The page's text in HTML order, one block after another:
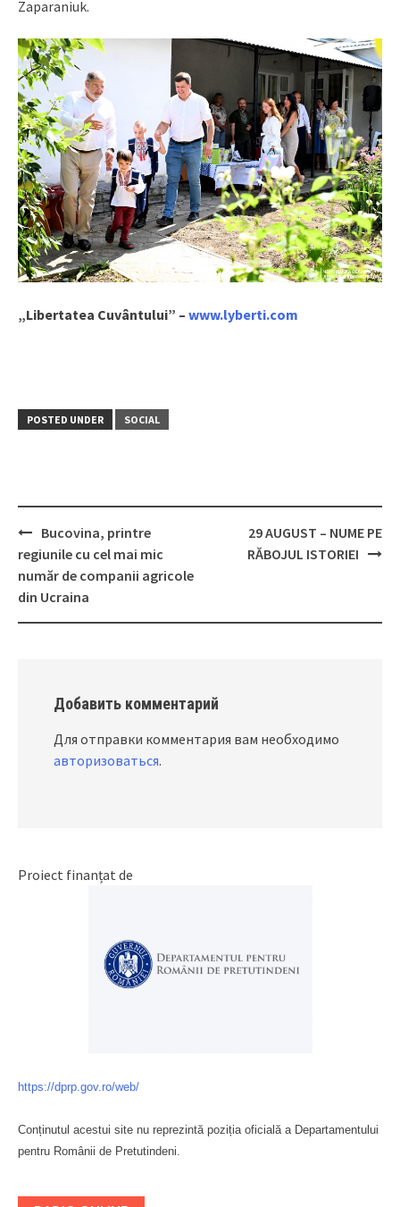
Zaparaniuk.
„Libertatea Cuvântului” – www.lyberti.com
POSTED UNDER SOCIAL
Post
navigation
Bucovina, printre
regiunile cu cel mai mic
număr de companii agricole
din Ucraina
29 AUGUST – NUME PE
RĂBOJUL ISTORIEI
Добавить комментарий
Для отправки комментария вам необходимо
авторизоваться.
Proiect finanțat de
https://dprp.gov.ro/web/
Conținutul acestui site nu reprezintă poziția oficială a Departamentului
pentru Românii de Pretutindeni.